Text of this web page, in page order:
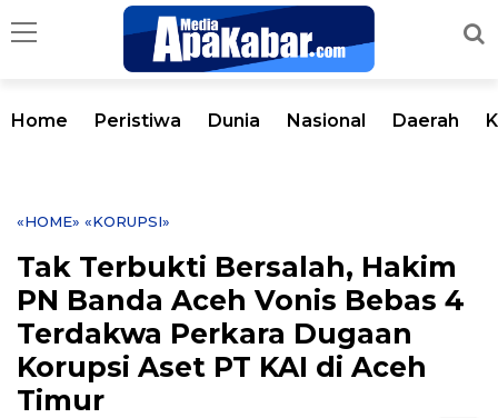
Home Peristiwa Dunia Nasional Daerah
«HOME» «KORUPSI»
Tak Terbukti Bersalah, Hakim
PN Banda Aceh Vonis Bebas 4
Terdakwa Perkara Dugaan
Korupsi Aset PT KAI di Aceh
Timur